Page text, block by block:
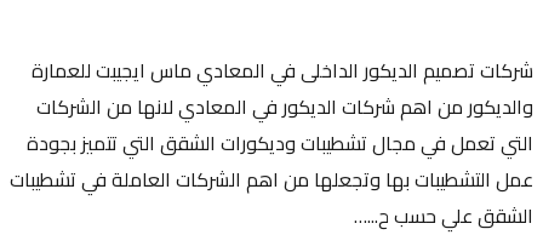
شركات تصميم الديكور الداخلى في المعادي ماس ايجيبت للعمارة
والديكور من اهم شركات الديكور في المعادي لانها من الشركات
التي تعمل في مجال تشطيبات وديكورات الشقق التي تتميز بجودة
عمل التشطيبات بها وتجعلها من اهم الشركات العاملة في تشطيبات
الشقق علي حسب ح...…